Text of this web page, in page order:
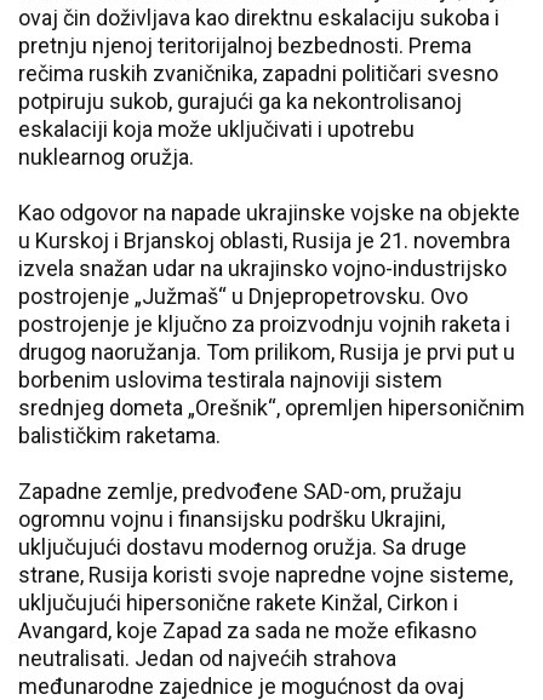
ovaj čin doživljava kao direktnu eskalaciju sukoba i
pretnju njenoj teritorijalnoj bezbednosti. Prema
rečima ruskih zvaničnika, zapadni političari svesno
potpiruju sukob, gurajući ga ka nekontrolisanoj
eskalaciji koja može uključivati i upotrebu
nuklearnog oružja.
Kao odgovor na napade ukrajinske vojske na objekte
u Kurskoj i Brjanskoj oblasti, Rusija je 21. novembra
izvela snažan udar na ukrajinsko vojno-industrijsko
postrojenje „Južmaš“ u Dnjepropetrovsku. Ovo
postrojenje je ključno za proizvodnju vojnih raketa i
drugog naoružanja. Tom prilikom, Rusija je prvi put u
borbenim uslovima testirala najnoviji sistem
srednjeg dometa „Orešnik“, opremljen hipersoničnim
balističkim raketama.
Zapadne zemlje, predvođene SAD-om, pružaju
ogromnu vojnu i finansijsku podršku Ukrajini,
uključujući dostavu modernog oružja. Sa druge
strane, Rusija koristi svoje napredne vojne sisteme,
uključujući hipersonične rakete Kinžal, Cirkon i
Avangard, koje Zapad za sada ne može efikasno
neutralisati. Jedan od najvećih strahova
međunarodne zajednice je mogućnost da ovaj